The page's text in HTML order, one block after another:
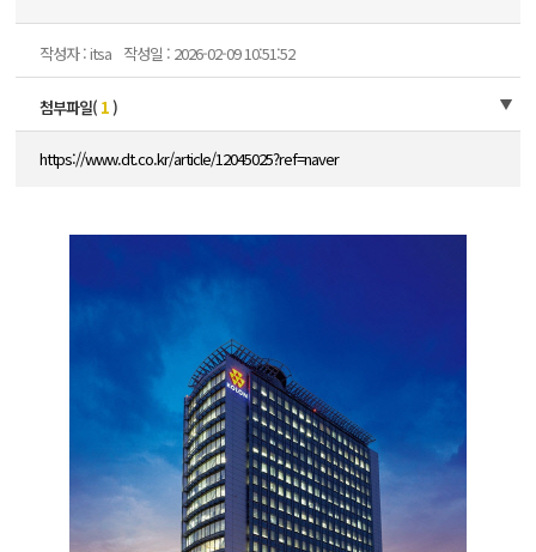
작성자 : itsa 작성일 : 2026-02-09 10:51:52
첨부파일( 1 )
https://www.dt.co.kr/article/12045025?ref=naver